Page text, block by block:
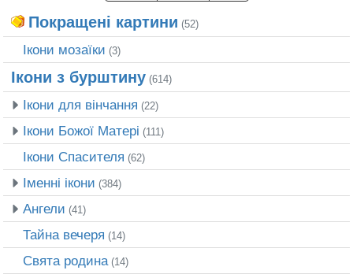
Покращені картини (52)
Ікони мозаїки (3)
Ікони з бурштину (614)
Ікони для вінчання (22)
Ікони Божої Матері (111)
Ікони Спасителя (62)
Іменні ікони (384)
Ангели (41)
Тайна вечеря (14)
Свята родина(14)